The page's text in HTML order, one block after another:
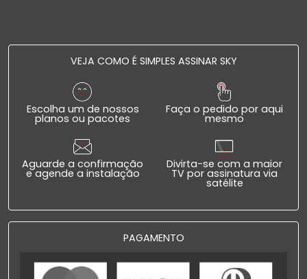
VEJA COMO É SIMPLES ASSINAR SKY
Escolha um de nossos
planos ou pacotes
Faça o pedido por aqui
mesmo
Aguarde a confirmação
e agende a instalação
Divirta-se com a maior
TV por assinatura via
satélite
PAGAMENTO